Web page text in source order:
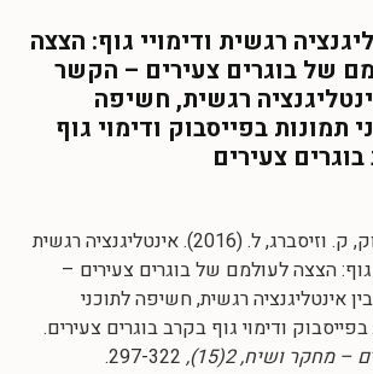
רגשית ודימויי גוף: הצצה
של בוגרים צעירים – הקשר
רגשית, חשיפה
תמונות בפייסבוק ודימוי גוף
צעירים
פולישוק, ק. וזיסברג, ל. (2016). אינטליגנציה רגשית
גוף: הצצה לעולמם של בוגרים צעירים –
אינטליגנציה רגשית, חשיפה לתוכני
ודימוי גוף בקרב בוגרים צעירים.
– מחקר ושיח, 2(15),